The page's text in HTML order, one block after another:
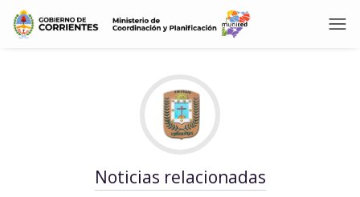
Noticias relacionadas